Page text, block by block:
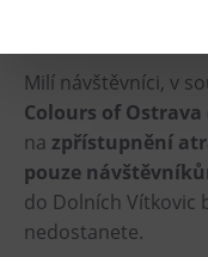
Gong
Galerie Gong
Hornické
Heligonka
HopJump
Lezecká stěna
Milí návštěvníci, v
Colours of Ostrava
na zpřístupnění
pouze
do Dolních Vítkovic
nedostanete.